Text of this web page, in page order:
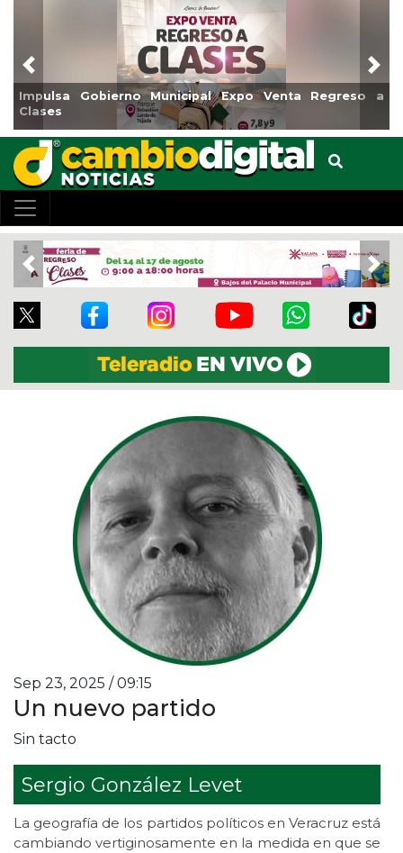
Municipal Expo Venta Regreso a
Reabrirá
Previous
Previous
Sep 23, 2025 / 09:15
Un nuevo partido
Sin tacto
Sergio González Levet
La geografía de los partidos políticos en Veracruz está
cambiando vertiginosamente en la medida en que se